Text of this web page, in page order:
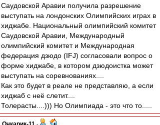
Саудовской Аравии получила разрешение
выступать на лондонских Олимпийских играх в
хиджабе. Национальный олимпийский комитет
Саудовской Аравии, Международный
олимпийский комитет и Международная
федерация дзюдо (IFJ) согласовали вопрос о
форме хиджабе, в котором дзюдоистка может
выступать на соревнованиях....
Как это будет в реале не представляю, а если
хиджаб с неё слетит....
Толерасты....))) Но Олимпиада - это что то.....